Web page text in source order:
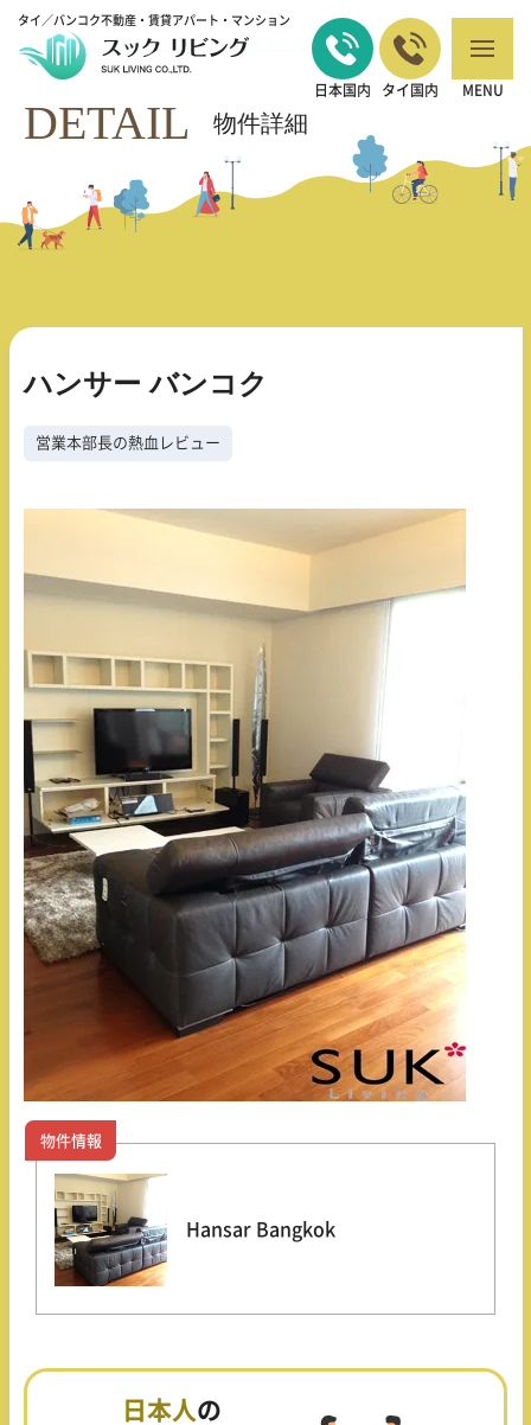
タイ／バンコク不動産・賃貸アパート・マンション
日本国内 タイ国内 MENU
バンコクの不動産・賃貸 TOP >営業本部長の熱血レビュー>ハンサー バン
コク
DETAIL 物件詳細
ハンサー バンコク
営業本部長の熱血レビュー
物件情報
Hansar Bangkok
日本人の